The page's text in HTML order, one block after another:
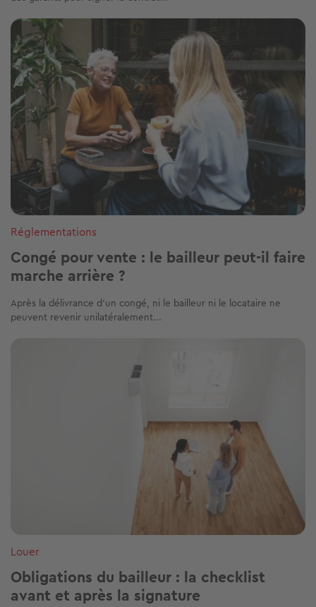
Image
Réglementations
Congé pour vente : le bailleur peut-il faire
marche arrière ?
Après la délivrance d’un congé, ni le bailleur ni le locataire ne
peuvent revenir unilatéralement...
Louer
Obligations du bailleur : la checklist
avant et après la signature